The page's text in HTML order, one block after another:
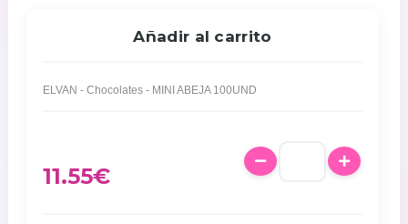
Añadir al carrito
ELVAN - Chocolates - MINI ABEJA 100UND
11.55€